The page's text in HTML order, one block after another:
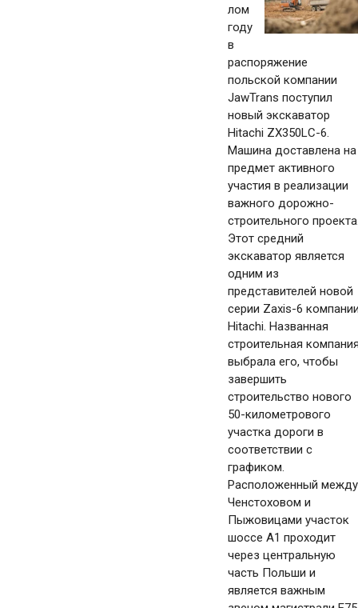
лом
году
в
распоряжение
польской компании
JawTrans поступил
новый экскаватор
Hitachi ZX350LC-6.
Машина доставлена на
предмет активного
участия в реализации
важного дорожно-
строительного
Этот средний
экскаватор является
одним из
представителей новой
серии Zaxis-6
Hitachi. Названная
строительная
выбрала его, чтобы
завершить
строительство нового
50-километрового
участка дороги в
соответствии с
графиком.
Расположенный между
Ченстоховом и
Пыжовицами участок
шоссе А1 проходит
через центральную
часть Польши и
является важным